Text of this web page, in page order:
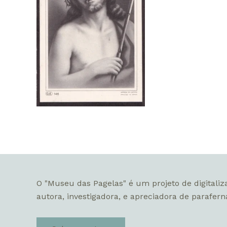
O "Museu das Pagelas" é um projeto de
autora, investigadora, e apreciadora de